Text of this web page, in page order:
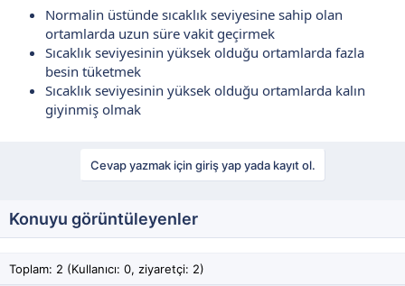
Normalin üstünde sıcaklık seviyesine sahip olan
ortamlarda uzun süre vakit geçirmek
Sıcaklık seviyesinin yüksek olduğu ortamlarda fazla
besin tüketmek
Sıcaklık seviyesinin yüksek olduğu ortamlarda kalın
giyinmiş olmak
Cevap yazmak için giriş yap yada kayıt ol.
Konuyu görüntüleyenler
Toplam: 2 (Kullanıcı: 0, ziyaretçi: 2)